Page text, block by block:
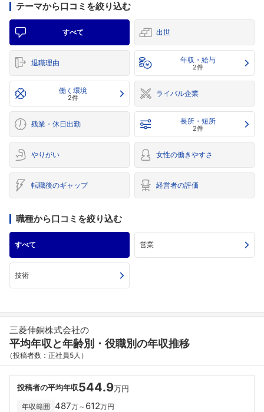
テーマから口コミを絞り込む
すべて 出世
退職理由 年収・給与
2件
働く環境
2件 ライバル企業
残業・休日出勤 長所・短所
2件
やりがい 女性の働きやすさ
転職後のギャップ 経営者の評価
職種から口コミを絞り込む
すべて 営業
技術
三菱伸銅株式会社の
平均年収と年齢別・役職別の年収推移
（投稿者数：正社員5人）
投稿者の平均年収544.9万円
年収範囲 487万～ 612万円